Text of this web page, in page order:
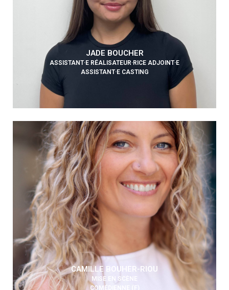
JADE BOUCHER
ASSISTANT·E RÉALISATEUR·RICE ADJOINT·E
ASSISTANT·E CASTING
CAMILLE BOUHER-RIOU
MISE EN SCÈNE
COMÉDIENNE (F)